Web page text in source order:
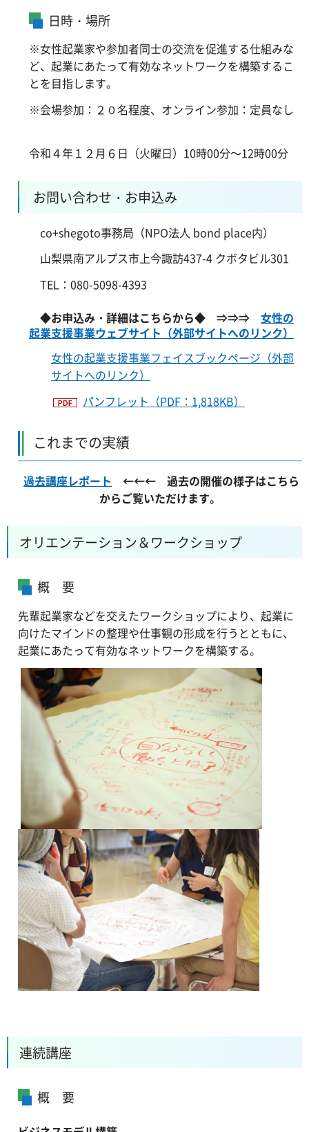
日時・場所
※女性起業家や参加者同士の交流を促進する仕組みな
ど、起業にあたって有効なネットワークを構築するこ
とを目指します。
※会場参加：２０名程度、オンライン参加：定員なし
令和４年１２月６日（火曜日）10時00分～12時00分
お問い合わせ・お申込み
co+shegoto事務局（NPO法人 bond place内）
山梨県南アルプス市上今諏訪437-4 クボタビル301
TEL：080-5098-4393
◆お申込み・詳細はこちらから◆ ⇒⇒⇒ 女性の
起業支援事業ウェブサイト（外部サイトへのリンク）
女性の起業支援事業フェイスブックページ（外部
サイトへのリンク）
パンフレット（PDF：1,818KB）
これまでの実績
過去講座レポート ←←← 過去の開催の様子はこちら
からご覧いただけます。
オリエンテーション＆ワークショップ
概 要
先輩起業家などを交えたワークショップにより、起業に
向けたマインドの整理や仕事観の形成を行うとともに、
起業にあたって有効なネットワークを構築する。
連続講座
概 要